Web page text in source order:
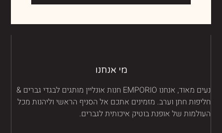
מי אנחנו
נעים מאוד, אנחנו EMPORIO חנות אונליין מותגים לבגדי גברים &
חתן וערב. מזמינים אתכם אל הסניף הראשי וליהנות מכל
של אופנת בוטיק איכותית לגברים.